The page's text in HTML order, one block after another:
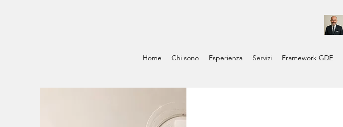
Home Chi sono Esperienza Servizi Framework GDE